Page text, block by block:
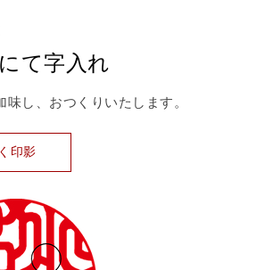
て字入れ
し、おつくりいたします。
印影